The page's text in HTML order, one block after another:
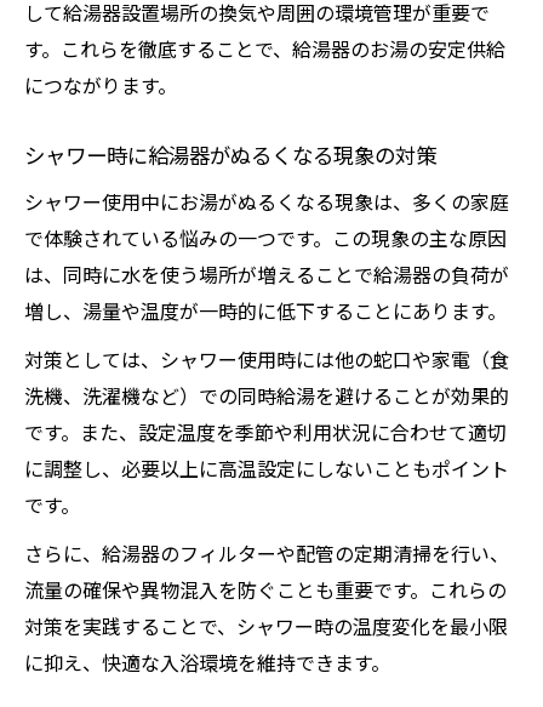
給湯器の湯量安定しない原因のセルフ診断
術
ト
給湯器の設定温度よりぬるい現象の確認ス
テップ
設定温度40°Cがダメな理由を知るポイント
給湯器を40℃設定にすると不安定になる理
由
40℃設定がシャワー温度を安定させにくい
理由
給湯器の省エネと衛生を両立する適切な温
設定温度40°Cでは給湯器の寿命に影響する
のか
給湯器設定温度を見直すタイミングと注意
点
して給湯器設置場所の換気や周囲の環境管理が重要で
す。これらを徹底することで、給湯器のお湯の安定供給
につながります。
シャワー時に給湯器がぬるくなる現象の対策
シャワー使用中にお湯がぬるくなる現象は、多くの家庭
で体験されている悩みの一つです。この現象の主な原因
は、同時に水を使う場所が増えることで給湯器の負荷が
増し、湯量や温度が一時的に低下することにあります。
対策としては、シャワー使用時には他の蛇口や家電（食
洗機、洗濯機など）での同時給湯を避けることが効果的
です。また、設定温度を季節や利用状況に合わせて適切
に調整し、必要以上に高温設定にしないこともポイント
です。
さらに、給湯器のフィルターや配管の定期清掃を行い、
流量の確保や異物混入を防ぐことも重要です。これらの
対策を実践することで、シャワー時の温度変化を最小限
に抑え、快適な入浴環境を維持できます。